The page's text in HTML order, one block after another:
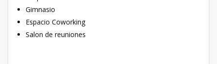
Gimnasio
Espacio Coworking
Salon de reuniones